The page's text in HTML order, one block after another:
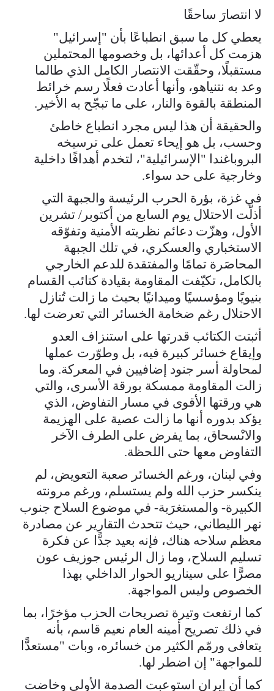
لا انتصارَ ساحقًا
يعطي كل ما سبق انطباعًا بأن "إسرائيل"
هزمت كل أعدائها، بل وخصومها المحتملين
مستقبلًا، وحقّقت الانتصار الكامل الذي طالما
وعد به نتنياهو، وأنها أعادت فعلًا رسم خرائط
المنطقة بالقوة والنار، على ما تبجّح به الأخير.
والحقيقة أن هذا ليس مجرد انطباع خاطئ
وحسب، بل هو إيحاء تعمل على ترسيخه
البروباغندا "الإسرائيلية"، لتخدم أهدافًا داخلية
وخارجية على حد سواء.
في غزة، بؤرة الحرب الرئيسة والجبهة التي
أذلّت الاحتلال يوم السابع من أكتوبر/ تشرين
الأول، وهزّت دعائم نظريته الأمنية وتفوّقه
الاستخباري والعسكري، في تلك الجبهة
المحاصَرة تمامًا والمفتقدة للدعم الخارجي
بالكامل، تكيّفت المقاومة بقيادة كتائب القسام
بنيويًا ومؤسسيًا وميدانيًا بحيث ما زالت تُنازل
الاحتلال رغم ضخامة الخسائر التي تعرضت لها.
أثبتت الكتائب قدرتها على استنزاف العدو
وإيقاع خسائر كبيرة فيه، بل وطوّرت عملها
لمحاولة أسر جنود إضافيين في المعركة. وما
زالت المقاومة ممسكة بورقة الأسرى، والتي
هي ورقتها الأقوى في مسار التفاوض، الذي
يؤكد بدوره أنها ما زالت عصية على الهزيمة
والانْسحاق، بما يفرض على الطرف الآخر
التفاوض معها حتى اللحظة.
وفي لبنان، ورغم الخسائر صعبة التعويض، لم
ينكسر حزب الله ولم يستسلم، ورغم مرونته
الكبيرة- والمستغرَبة- في موضوع السلاح جنوب
نهر الليطاني، حيث تتحدث التقارير عن مصادرة
معظم سلاحه هناك، فإنه بعيد جدًّا عن فكرة
تسليم السلاح، وما زال الرئيس جوزيف عون
مصرًّا على سيناريو الحوار الداخلي بهذا
الخصوص وليس المواجهة.
كما ارتفعت وتيرة تصريحات الحزب مؤخرًا، بما
في ذلك تصريح أمينه العام نعيم قاسم، بأنه
يتعافى ورمّم الكثير من خسائره، وبات "مستعدًّا
للمواجهة" إن اضطر لها.
كما أن إيران استوعبت الصدمة الأولى وخاضت